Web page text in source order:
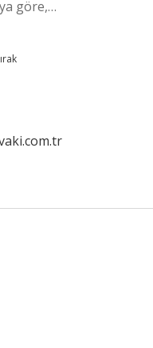
göre,…